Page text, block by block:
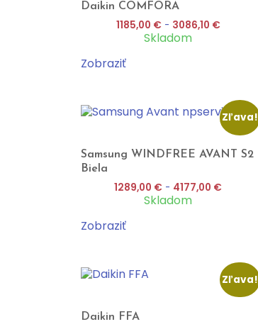
Daikin COMFORA
1185,00 € - 3086,10 €
Skladom
Zobraziť
Zľava!
Samsung WINDFREE AVANT S2
Biela
1289,00 € - 4177,00 €
Skladom
Zobraziť
Zľava!
Daikin FFA